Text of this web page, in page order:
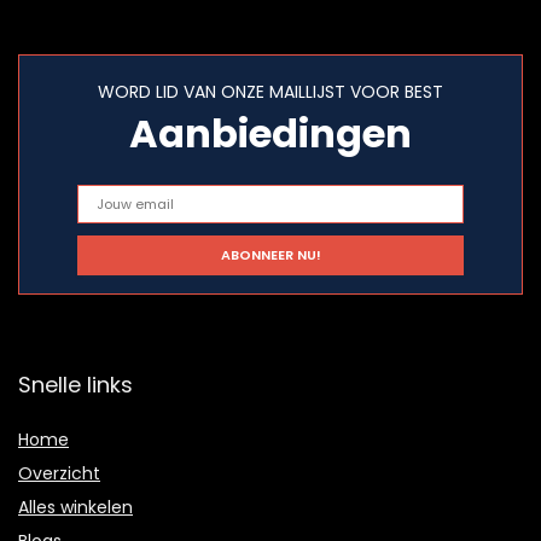
WORD LID VAN ONZE MAILLIJST VOOR BEST
Aanbiedingen
Snelle links
Home
Overzicht
Alles winkelen